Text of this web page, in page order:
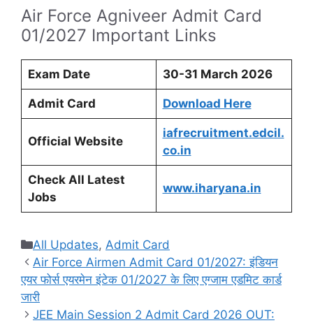
Air Force Agniveer Admit Card
01/2027 Important Links
Exam Date 30-31 March 2026
Admit Card Download Here
Official Website
iafrecruitment.edcil.
co.in
Check All Latest
Jobs
www.iharyana.in
Categories
All Updates, Admit Card
Air Force Airmen Admit Card 01/2027: इंडियन
एयर फोर्स एयरमेन इंटेक 01/2027 के लिए एग्जाम एडमिट कार्ड
जारी
JEE Main Session 2 Admit Card 2026 OUT: